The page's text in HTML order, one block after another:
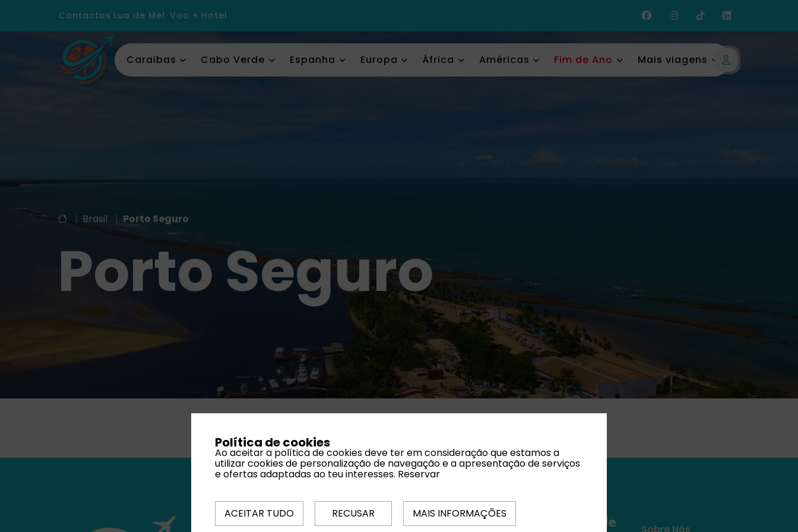
Contactos Lua de Mel Voo + Hotel
Caraibas Cabo Verde Espanha Europa África Américas Fim de Ano Mais viagens
Login
| Brasil | Porto Seguro
Porto Seguro
𝖨𝗇𝗌𝗉𝗂𝗋𝖺𝖼̧𝗈̃𝖾𝗌 𝖽𝖾
Política de cookies
Ao aceitar a política de cookies deve ter em consideração que estamos a
utilizar cookies de personalização de navegação e a apresentação de serviços
e ofertas adaptadas ao teu interesses. Reservar
ACEITAR TUDO RECUSAR MAIS INFORMAÇÕES